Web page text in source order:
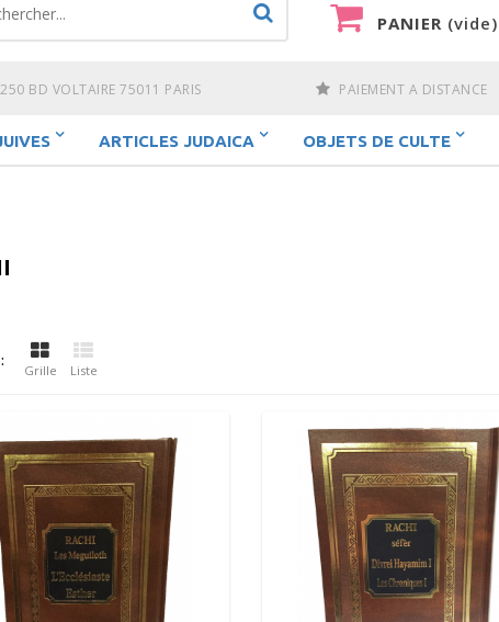
PANIER (vide)
250 BD VOLTAIRE 75011 PARIS PAIEMENT A DISTANCE
ARTICLES JUDAICA OBJETS DE CULTE
Grille Liste